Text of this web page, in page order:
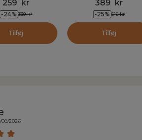
259 kr
-24% 339 kr
Tilføj
389 kr
-25% 519 kr
Tilføj
2026